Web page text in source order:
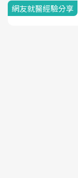
網友就醫經驗分享